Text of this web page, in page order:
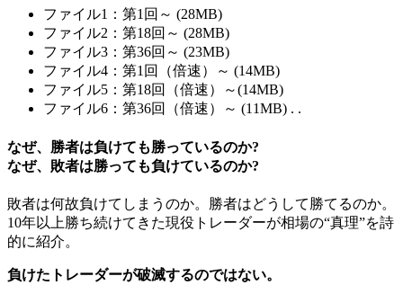
ファイル1：第1回～ (28MB)
ファイル2：第18回～ (28MB)
ファイル3：第36回～ (23MB)
ファイル4：第1回（倍速）～ (14MB)
ファイル5：第18回（倍速）～(14MB)
ファイル6：第36回（倍速）～ (11MB) . .
なぜ、勝者は負けても勝っているのか?
なぜ、敗者は勝っても負けているのか?
敗者は何故負けてしまうのか。勝者はどうして勝てるのか。
10年以上勝ち続けてきた現役トレーダーが相場の“真理”を詩
的に紹介。
負けたトレーダーが破滅するのではない。